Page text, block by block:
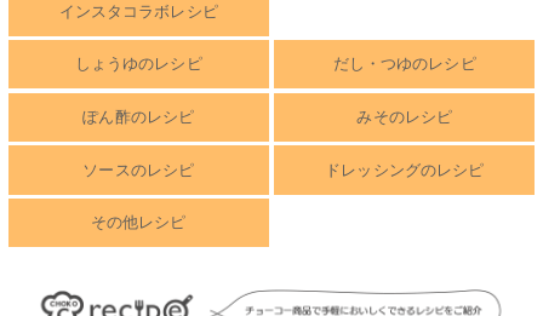
インスタコラボレシピ
しょうゆのレシピ だし・つゆのレシピ
ぽん酢のレシピ みそのレシピ
ソースのレシピ ドレッシングのレシピ
その他レシピ